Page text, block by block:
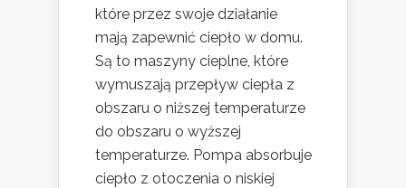
które przez swoje działanie
mają zapewnić ciepło w domu.
Są to maszyny cieplne, które
wymuszają przepływ ciepła z
obszaru o niższej temperaturze
do obszaru o wyższej
temperaturze. Pompa absorbuje
ciepło z otoczenia o niskiej